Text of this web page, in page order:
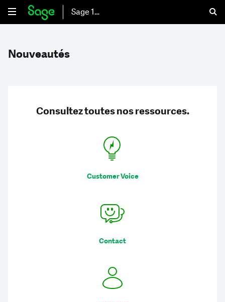
Sage 100
Nouveautés
Consultez toutes nos ressources.
Customer Voice
Contact